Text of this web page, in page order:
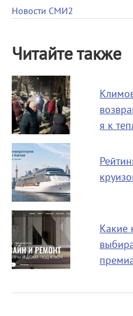
Новости СМИ2
Читайте также
я к
Какие